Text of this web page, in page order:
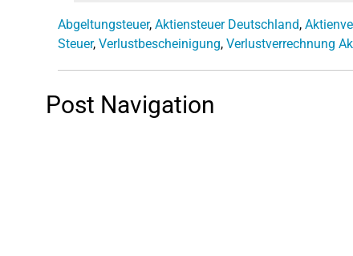
Abgeltungsteuer, Aktiensteuer Deutschland,
Steuer, Verlustbescheinigung, Verlustverrechnung
Post Navigation